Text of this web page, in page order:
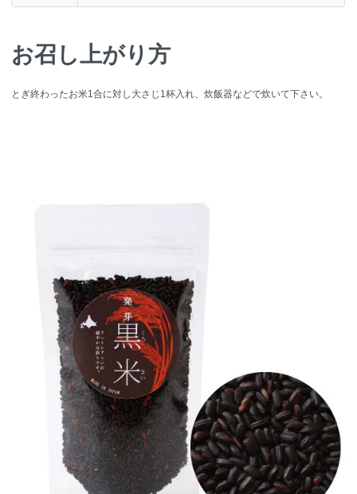
お召し上がり方
とぎ終わったお米1合に対し大さじ1杯入れ、炊飯器などで炊いて下さい。